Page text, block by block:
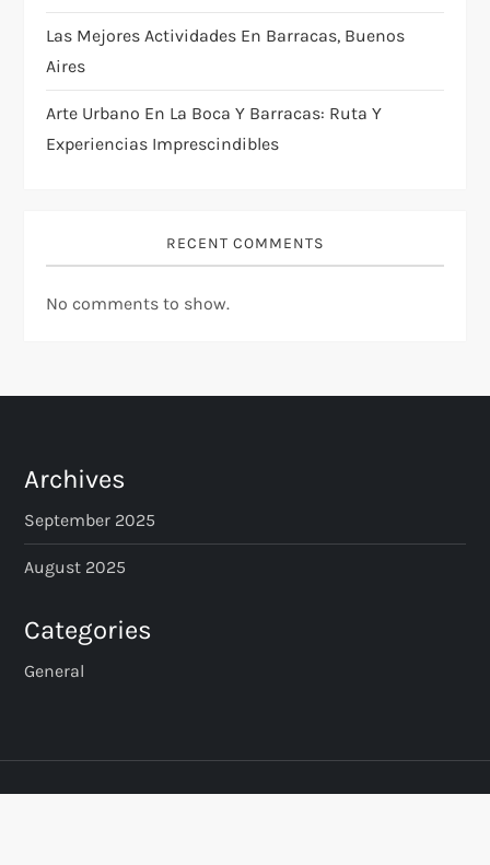
n
Las Mejores Actividades En Barracas, Buenos
Aires
Arte Urbano En La Boca Y Barracas: Ruta Y
Experiencias Imprescindibles
RECENT COMMENTS
No comments to show.
Archives
September 2025
August 2025
Categories
General